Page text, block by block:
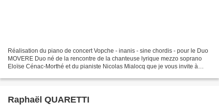
Réalisation du piano de concert Vopche - inanis - sine chordis - pour le Duo
MOVERE Duo né de la rencontre de la chanteuse lyrique mezzo soprano
Eloïse Cénac-Morthé et du pianiste Nicolas Mialocq que je vous invite à
Raphaël QUARETTI